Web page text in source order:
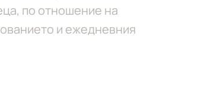
по отношение на
и ежедневния